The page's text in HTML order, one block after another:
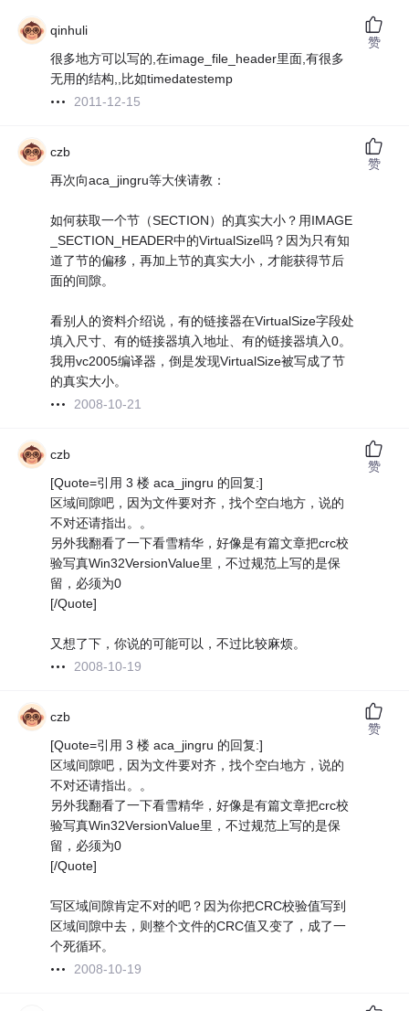
qinhuli
很多地方可以写的,在image_file_header里面,有很多
无用的结构,,比如timedatestemp
2011-12-15
赞
czb
再次向aca_jingru等大侠请教：
如何获取一个节（SECTION）的真实大小？用IMAGE
_SECTION_HEADER中的VirtualSize吗？因为只有知
道了节的偏移，再加上节的真实大小，才能获得节后
面的间隙。
看别人的资料介绍说，有的链接器在VirtualSize字段处
填入尺寸、有的链接器填入地址、有的链接器填入0。
我用vc2005编译器，倒是发现VirtualSize被写成了节
的真实大小。
2008-10-21
赞
czb
[Quote=引用 3 楼 aca_jingru 的回复:]
区域间隙吧，因为文件要对齐，找个空白地方，说的
不对还请指出。。
另外我翻看了一下看雪精华，好像是有篇文章把crc校
验写真Win32VersionValue里，不过规范上写的是保
留，必须为0
[/Quote]
又想了下，你说的可能可以，不过比较麻烦。
2008-10-19
赞
czb
[Quote=引用 3 楼 aca_jingru 的回复:]
区域间隙吧，因为文件要对齐，找个空白地方，说的
不对还请指出。。
另外我翻看了一下看雪精华，好像是有篇文章把crc校
验写真Win32VersionValue里，不过规范上写的是保
留，必须为0
[/Quote]
写区域间隙肯定不对的吧？因为你把CRC校验值写到
区域间隙中去，则整个文件的CRC值又变了，成了一
个死循环。
2008-10-19
赞